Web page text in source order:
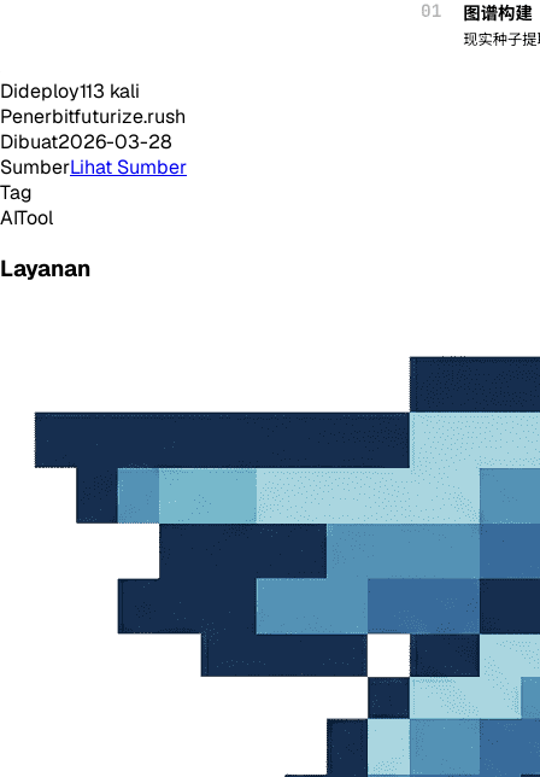
Dideploy113 kali
Penerbitfuturize.rush
Dibuat2026-03-28
SumberLihat Sumber
Tag
AITool
Layanan